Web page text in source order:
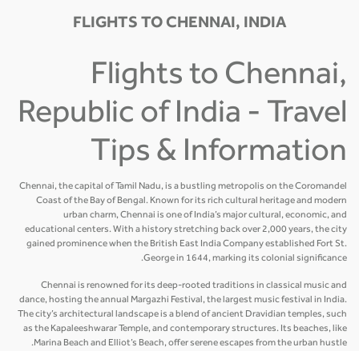
FLIGHTS TO CHENNAI, INDIA
Flights to Chennai,
Republic of India - Travel
Tips & Information
Chennai, the capital of Tamil Nadu, is a bustling metropolis on the Coromandel
Coast of the Bay of Bengal. Known for its rich cultural heritage and modern
urban charm, Chennai is one of India’s major cultural, economic, and
educational centers. With a history stretching back over 2,000 years, the city
gained prominence when the British East India Company established Fort St.
George in 1644, marking its colonial significance.
Chennai is renowned for its deep-rooted traditions in classical music and
dance, hosting the annual Margazhi Festival, the largest music festival in India.
The city’s architectural landscape is a blend of ancient Dravidian temples, such
as the Kapaleeshwarar Temple, and contemporary structures. Its beaches, like
Marina Beach and Elliot’s Beach, offer serene escapes from the urban hustle.